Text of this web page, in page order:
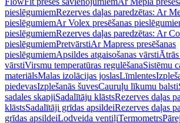
pieslēgumiemRezerves daļas paredzētas: Ar
pieslēgumiemAr Volex presēšanas
pieslēgumiemRezerves daļas paredzētas: Ar
pieslēgumiemPretvārstiAr Mapress presēšanas
pieslēgumiemApsildes atgaisošanas vārstiĀtrās
vārstiVirsmu temperatūras regulēšanaSistēmu
materiālsMalas izolācijas joslasLīmlentes
piedevasIzplešanās šuvesCauruļu līkumu balsti
sadales skapjiSadalītāju klāstsRezerves daļas
klāstsSadalītāji grīdas apsildeiRezerves daļas
grīdas apsildeiLodveida ventiļiTermometrs